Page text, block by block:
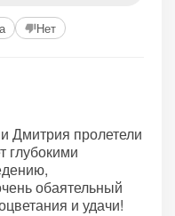
Нет
Дмитрия пролетели
глубокими
обаятельный
и удачи!